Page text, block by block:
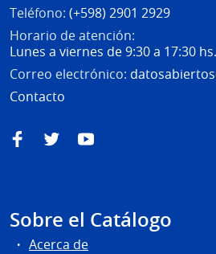
Teléfono: (+598) 2901 2929
Horario de atención:
Lunes a viernes de 9:30 a 17:30 hs.
Correo electrónico:
Contacto
FacebookTwitterYouTube
Sobre el Catálogo
Acerca de